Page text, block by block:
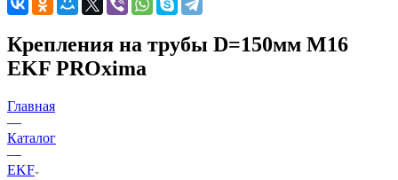
Крепления на трубы D=150мм М16
EKF PROxima
Главная
—
Каталог
—
EKF